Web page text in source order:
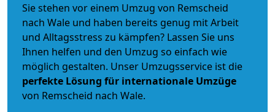
Sie stehen vor einem Umzug von Remscheid
nach Wale und haben bereits genug mit Arbeit
und Alltagsstress zu kämpfen? Lassen Sie uns
Ihnen helfen und den Umzug so einfach wie
möglich gestalten. Unser Umzugsservice ist die
perfekte Lösung für internationale Umzüge
von Remscheid nach Wale.